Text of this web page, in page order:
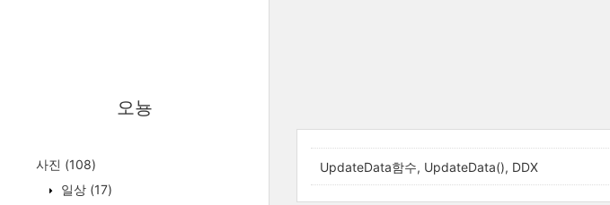
오뇽
사진 (108)
일상 (17)
UpdateData함수, UpdateData(), DDX